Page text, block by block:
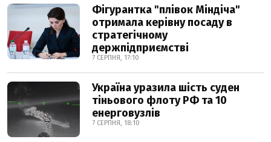
Фігурантка "плівок Міндіча"
отримала керівну посаду в
стратегічному
держпідприємстві
7 СЕРПНЯ, 17:10
Україна уразила шість суден
тіньового флоту РФ та 10
енерговузлів
7 СЕРПНЯ, 18:10